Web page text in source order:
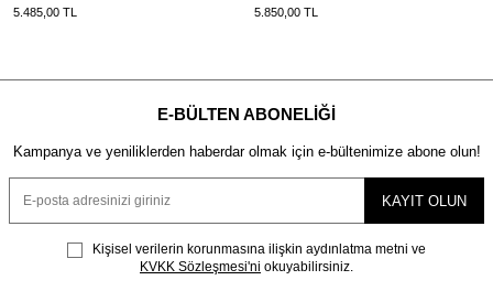
5.485,00 TL 5.850,00TL
E-BÜLTEN ABONELIĞI
Kampanya ve yeniliklerden haberdar olmak için e-bültenimize abone olun!
KAYIT OLUN
Kişisel verilerin korunmasına ilişkin aydınlatma metni ve
KVKK Sözleşmesi'ni okuyabilirsiniz.